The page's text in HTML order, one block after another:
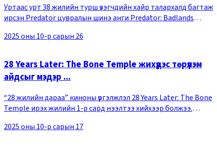
Уртаас урт 38 жилийн турш үзэгчдийн хайр талархалд багтаж
ирсэн Predator цувралын шинэ анги Predator: Badlands
амьтай бүхний амийг залгидаг үхлийн
2025 оны 10-р сарын 26
28 Years Later: The Bone Temple жихүүдэс төрүүлэм
айдсыг мэдэр ...
“28 жилийн дараа” киноны үргэлжлэл 28 Years Later: The Bone
Temple ирэх жилийн 1-р сард нээлтээ хийхээр болжээ.
нээлтээ хийсэн даруйд Хойд Амери
2025 оны 10-р сарын 17